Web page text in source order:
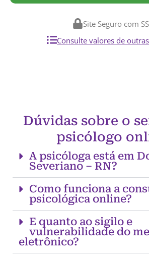
Site Seguro com
Consulte valores de
Dúvidas sobre o
psicólogo
A psicóloga está em
Severiano – RN?
Como funciona a
psicológica online?
E quanto ao sigilo e
vulnerabilidade do
eletrônico?